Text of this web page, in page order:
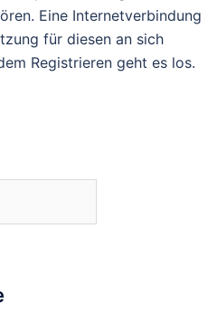
Eine Internetverbindung
für diesen an sich
Registrieren geht es los.